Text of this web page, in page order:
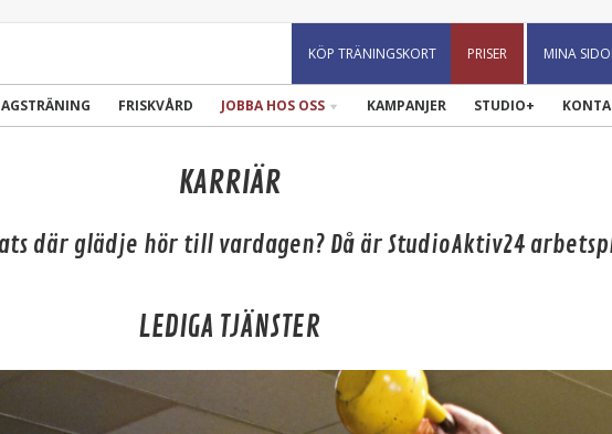
KÖP TRÄNINGSKORT PRISER MINA
FRISKVÅRD JOBBA HOS OSS KAMPANJER STUDIO+
KARRIÄR
där glädje hör till vardagen? Då är StudioAktiv24
LEDIGA TJÄNSTER